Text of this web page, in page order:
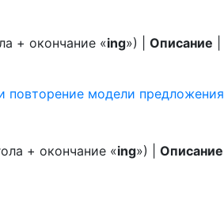
+ окончание «ing») | Описание
повторение модели
+ окончание «ing») | Описание